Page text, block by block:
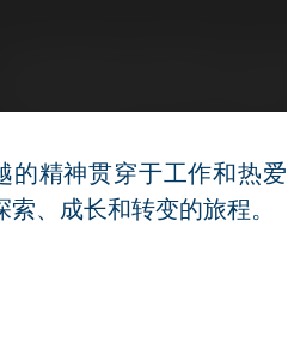
的精神贯穿于工作和热爱
、成长和转变的旅程。